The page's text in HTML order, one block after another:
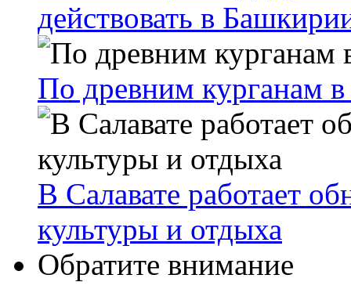
действовать в
По древним курганам
В Салавате работает
культуры и отдыха
Обратите внимание